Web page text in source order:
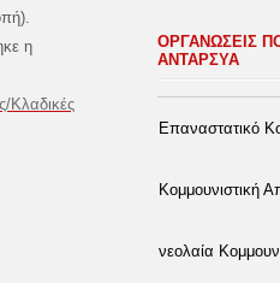
η
ΟΡΓΑΝΩΣΕΙΣ
ΑΝΤΑΡΣΥΑ
Επαναστατικό
Κομμουνιστική
νεολαία